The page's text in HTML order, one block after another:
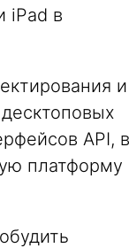
iPad в
и
API, в
платформу